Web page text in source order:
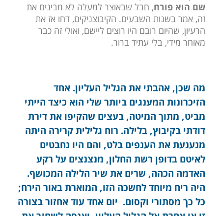
שם הוא פורח, חבל שבאוצר למעלה לא מבינים את
זה, אמר בשנות השבעים. הקיבוצניקים, דחו אז את
הרעיון, שהיום רובם היו רוצים ליישם, ואולי זה כבר
מאוחר מידי, בלי עתיד ברור.
מה שכן, אהבתי את הגליל העליון. אחד
הזיכרונות המענגים ביותר שלי הוא כיצד הייתי
מביט, מתוך המיטה, בעצים שהקיפו את דירת
דודתי בקיבוץ, בלילה. רוח גלילית קרירה היתה
מנענעת את הענפים בלט, והם היו נחבטים
לאיטם בדופן רשת החלון, מנצנצים על רקע
האדמה הכהה, שרים את שיר הלילה המכושף.
היה ריח מיוחד לחשכה הזו, המוארת באור הירח;
כל כך מסתורי וקסום. יום אחד עוד אחזור בצורה